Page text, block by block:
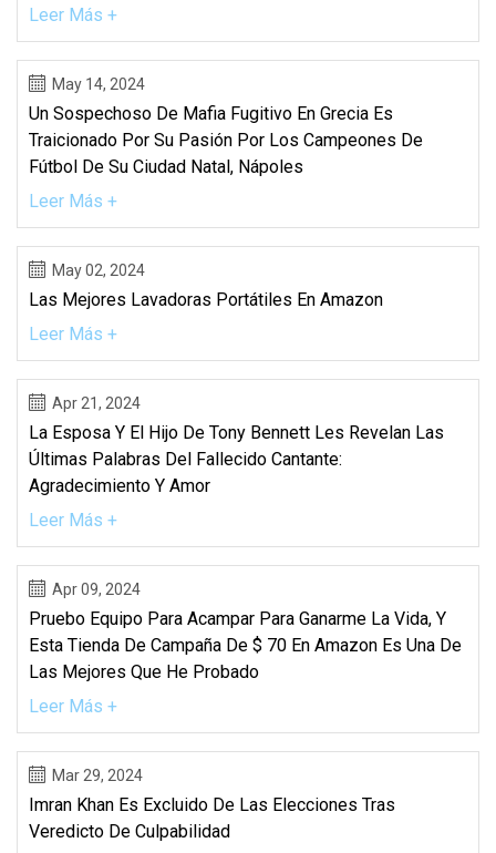
Leer Más +
May 14, 2024
Un Sospechoso De Mafia Fugitivo En Grecia Es
Traicionado Por Su Pasión Por Los Campeones De
Fútbol De Su Ciudad Natal, Nápoles
Leer Más +
May 02, 2024
Las Mejores Lavadoras Portátiles En Amazon
Leer Más +
Apr 21, 2024
La Esposa Y El Hijo De Tony Bennett Les Revelan Las
Últimas Palabras Del Fallecido Cantante:
Agradecimiento Y Amor
Leer Más +
Apr 09, 2024
Pruebo Equipo Para Acampar Para Ganarme La Vida, Y
Esta Tienda De Campaña De $ 70 En Amazon Es Una De
Las Mejores Que He Probado
Leer Más +
Mar 29, 2024
Imran Khan Es Excluido De Las Elecciones Tras
Veredicto De Culpabilidad